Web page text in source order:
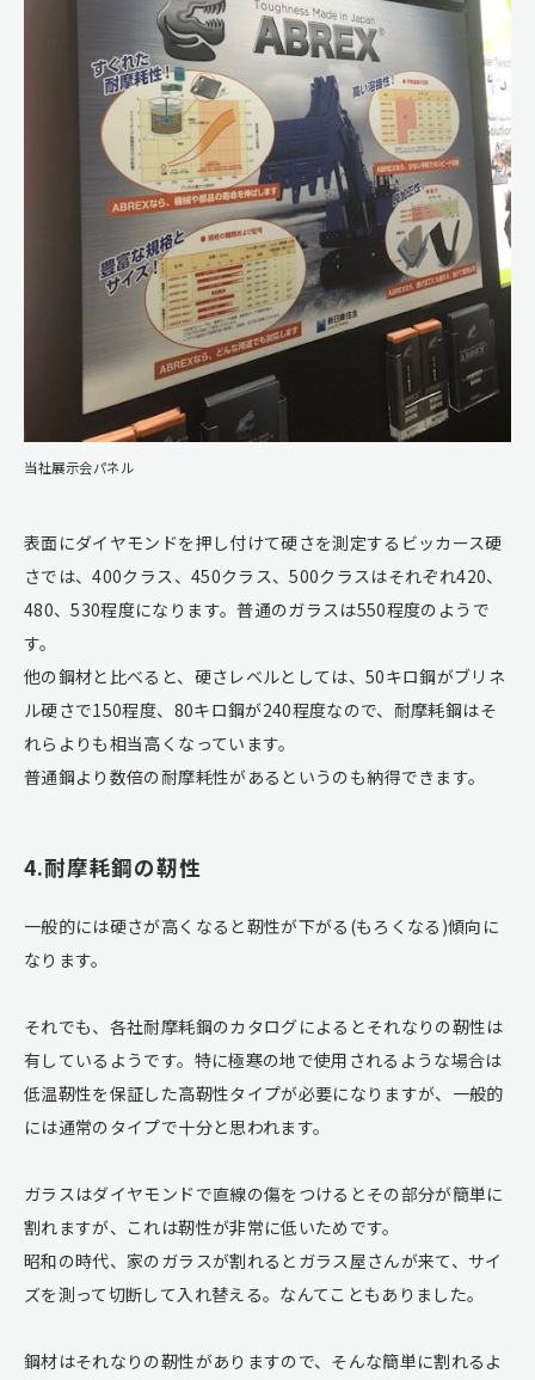
当社展示会パネル
表面にダイヤモンドを押し付けて硬さを測定するビッカース硬
さでは、400クラス、450クラス、500クラスはそれぞれ420、
480、530程度になります。普通のガラスは550程度のようで
す。
他の鋼材と比べると、硬さレベルとしては、50キロ鋼がブリネ
ル硬さで150程度、80キロ鋼が240程度なので、耐摩耗鋼はそ
れらよりも相当高くなっています。
普通鋼より数倍の耐摩耗性があるというのも納得できます。
4.耐摩耗鋼の靭性
一般的には硬さが高くなると靭性が下がる(もろくなる)傾向に
なります。
それでも、各社耐摩耗鋼のカタログによるとそれなりの靭性は
有しているようです。特に極寒の地で使用されるような場合は
低温靭性を保証した高靭性タイプが必要になりますが、一般的
には通常のタイプで十分と思われます。
ガラスはダイヤモンドで直線の傷をつけるとその部分が簡単に
割れますが、これは靭性が非常に低いためです。
昭和の時代、家のガラスが割れるとガラス屋さんが来て、サイ
ズを測って切断して入れ替える。なんてこともありました。
鋼材はそれなりの靭性がありますので、そんな簡単に割れるよ